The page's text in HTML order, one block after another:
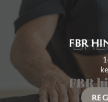
content
FBR